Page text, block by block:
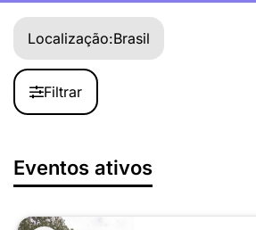
Localização:Brasil
Filtrar
Eventos ativos